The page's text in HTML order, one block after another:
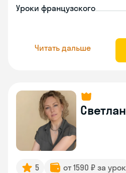
Уроки французского
Читать дальше
5 от 1590 ₽ за урок